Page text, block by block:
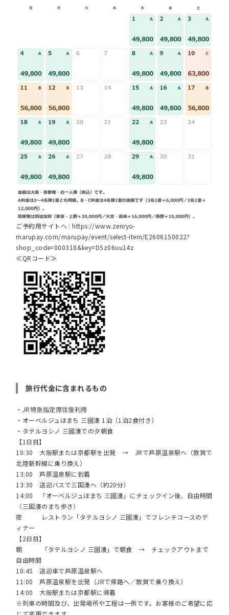
ご予約用サイトへ :https://www.zenryo-
marupay.com/marupay/event/select-item/E2606150022?
shop_code=000318&key=D5z06uu14z
≪QRコード≫
旅行代金に含まれるもの
・JR特急指定席往復利用
・オーベルジュほまち 三國湊 1泊（1泊2食付き）
・タテルヨシノ 三國湊での夕朝食
【1日目】
10:30 大阪駅または京都駅を出発 → JRで芦原温泉駅へ（敦賀で
北陸新幹線に乗り換え）
13:00 芦原温泉駅に到着
13:30 送迎バスで三国湊へ（約20分）
14:00 「オーベルジュほまち 三國湊」にチェックイン後、自由時間
（三国湊のまち歩き）
夜 レストラン「タテルヨシノ 三國湊」でフレンチコースのデ
ィナー
【2日目】
朝 「タテルヨシノ 三國湊」で朝食 → チェックアウトまで
自由時間
10:45 送迎車で芦原温泉駅へ
11:00 芦原温泉駅を出発（JRで帰路へ／敦賀で乗り換え）
14:00 大阪駅または京都駅に帰着
※列車の時間及び、出発場所や工程は一例です。お客様のご希望に応